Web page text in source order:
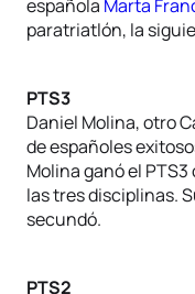
española Marta
paratriatlón, la
PTS3
Daniel Molina, otro
de españoles
Molina ganó el
las tres disciplinas.
secundó.
PTS2